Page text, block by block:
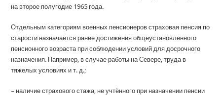
на второе полугодие 1965 года.
Отдельным категориям военных пенсионеров страховая пенсия по
старости назначается ранее достижения общеустановленного
пенсионного возраста при соблюдении условий для досрочного
назначения. Например, в случае работы на Севере, труда в
тяжелых условиях и т. д.;
– наличие страхового стажа, не учтённого при назначении пенсии